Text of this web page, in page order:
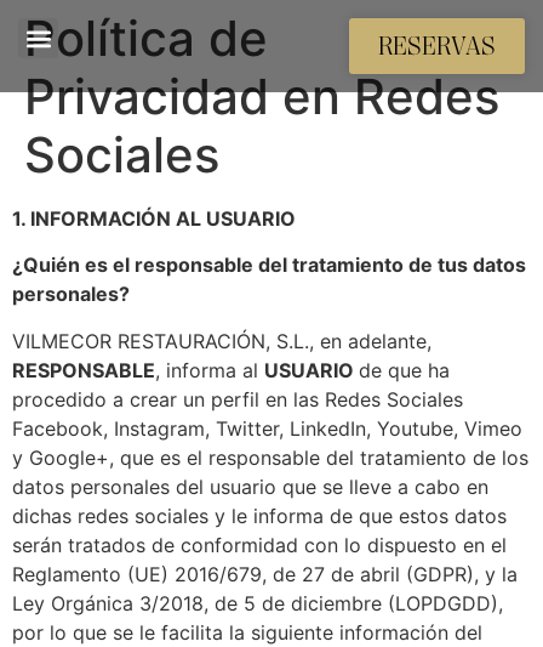
RESERVAS
Política de
Privacidad en Redes
Sociales
1. INFORMACIÓN AL USUARIO
¿Quién es el responsable del tratamiento de tus datos
personales?
VILMECOR RESTAURACIÓN, S.L., en adelante,
RESPONSABLE, informa al USUARIO de que ha
procedido a crear un perfil en las Redes Sociales
Facebook, Instagram, Twitter, LinkedIn, Youtube, Vimeo
y Google+, que es el responsable del tratamiento de los
datos personales del usuario que se lleve a cabo en
dichas redes sociales y le informa de que estos datos
serán tratados de conformidad con lo dispuesto en el
Reglamento (UE) 2016/679, de 27 de abril (GDPR), y la
Ley Orgánica 3/2018, de 5 de diciembre (LOPDGDD),
por lo que se le facilita la siguiente información del